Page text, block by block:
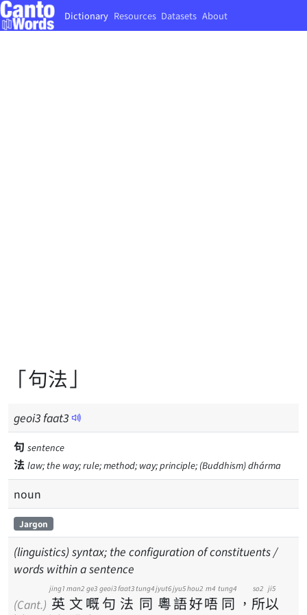
Dictionary Resources Datasets About
「句法」
geoi3faat3
句 sentence
法 law; the way; rule; method; way; principle; (Buddhism) dhárma
noun
Jargon
(linguistics) syntax; the configuration of constituents /
words within a sentence
(Cant.) 英
jing1
文
man2
嘅
ge3
句
geoi3
法
faat3
同
tung4
粵
jyut6
語
jyu5
好
hou2
唔
m4
同
tung4
， 所
so2
以
ji5